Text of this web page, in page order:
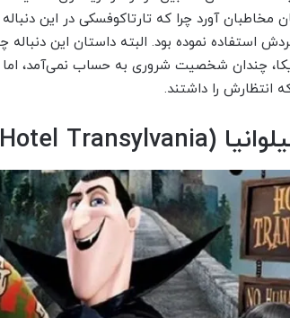
مخاطبان آورد چرا که تارتاکوفسکی در این
استفاده نموده بود. البته داستان این
چندان شخصیت شروری به‌ حساب نمی‌آمد، اما
انتظارش را داشتند.